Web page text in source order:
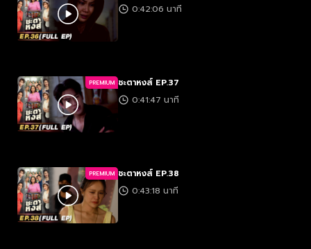
0:42:06 นาที
PREMIUM ชะตาหงส์ EP.37
0:41:47 นาที
PREMIUM ชะตาหงส์ EP.38
0:43:18 นาที